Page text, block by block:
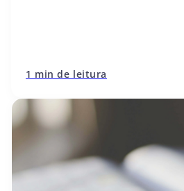
1 min de leitura